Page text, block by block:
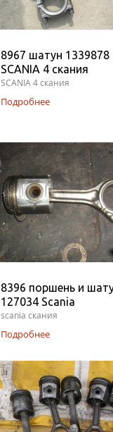
8967 шатун 1339878
SCANIA 4 скания
SCANIA 4 скания
Подробнее
8396 поршень и
127034 Scania
scania скания
Подробнее